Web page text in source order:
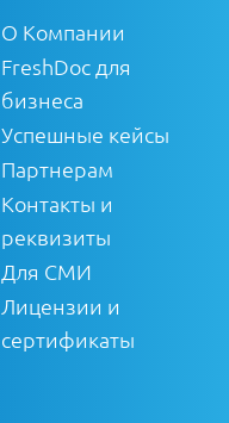
О Компании
FreshDoc для
бизнеса
Успешные кейсы
Партнерам
Контакты и
реквизиты
Для СМИ
Лицензии и
сертификаты